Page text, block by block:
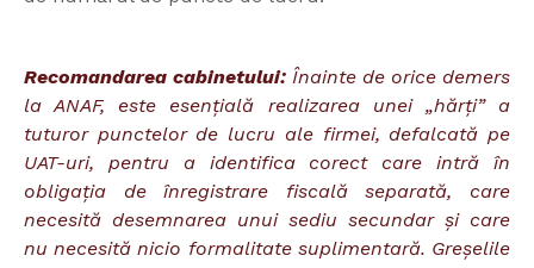
Recomandarea cabinetului: Înainte de orice demers
la ANAF, este esențială realizarea unei „hărți” a
tuturor punctelor de lucru ale firmei, defalcată pe
UAT-uri, pentru a identifica corect care intră în
obligația de înregistrare fiscală separată, care
necesită desemnarea unui sediu secundar și care
nu necesită nicio formalitate suplimentară. Greșelile